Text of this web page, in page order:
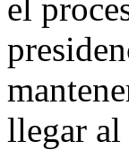
el
llegar al